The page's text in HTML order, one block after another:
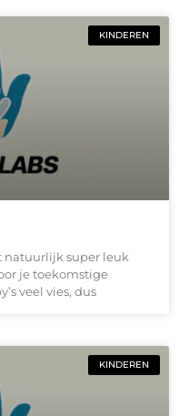
KINDEREN
natuurlijk super leuk
je toekomstige
veel vies, dus
KINDEREN